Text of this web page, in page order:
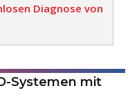
Diagnose von
Systemen mit